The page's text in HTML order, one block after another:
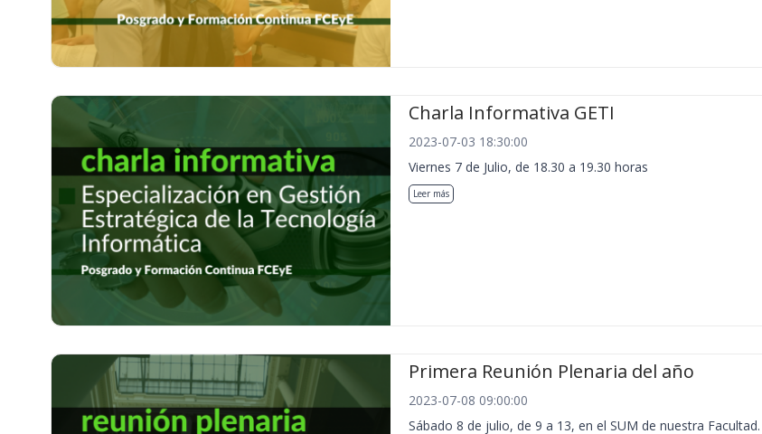
Charla Informativa GETI
2023-07-03 18:30:00
Viernes 7 de Julio, de 18.30 a 19.30 horas
Leer más
Primera Reunión Plenaria del año
2023-07-08 09:00:00
Sábado 8 de julio, de 9 a 13, en el SUM de nuestra Facultad.